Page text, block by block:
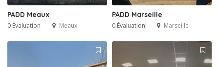
PADD Meaux
0 Évaluation Meaux
PADD Marseille
0 Évaluation Marseille